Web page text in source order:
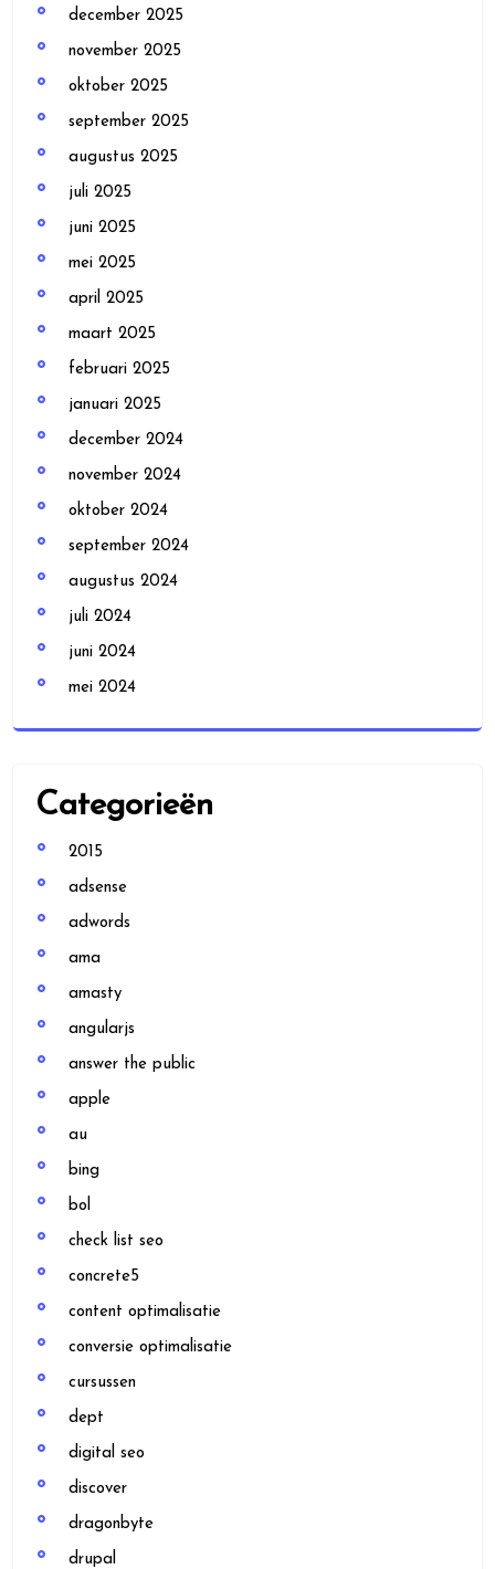
december 2025
november 2025
oktober 2025
september 2025
augustus 2025
juli 2025
juni 2025
mei 2025
april 2025
maart 2025
februari 2025
januari 2025
december 2024
november 2024
oktober 2024
september 2024
augustus 2024
juli 2024
juni 2024
mei 2024
Categorieën
2015
adsense
adwords
ama
amasty
angularjs
answer the public
apple
au
bing
bol
check list seo
concrete5
content optimalisatie
conversie optimalisatie
cursussen
dept
digital seo
discover
dragonbyte
drupal